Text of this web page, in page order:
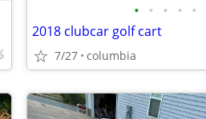
• • • • •
2018 clubcar golf cart
7/27 columbia